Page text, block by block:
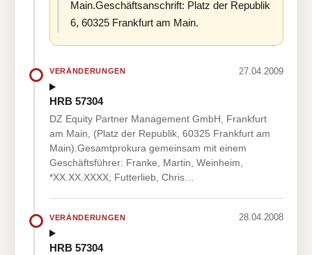
Main.Geschäftsanschrift: Platz der Republik
6, 60325 Frankfurt am Main.
VERÄNDERUNGEN 27.04.2009
HRB 57304
DZ Equity Partner Management GmbH, Frankfurt
am Main, (Platz der Republik, 60325 Frankfurt am
Main).Gesamtprokura gemeinsam mit einem
Geschäftsführer: Franke, Martin, Weinheim,
*XX.XX.XXXX; Futterlieb, Chris…
VERÄNDERUNGEN 28.04.2008
HRB 57304